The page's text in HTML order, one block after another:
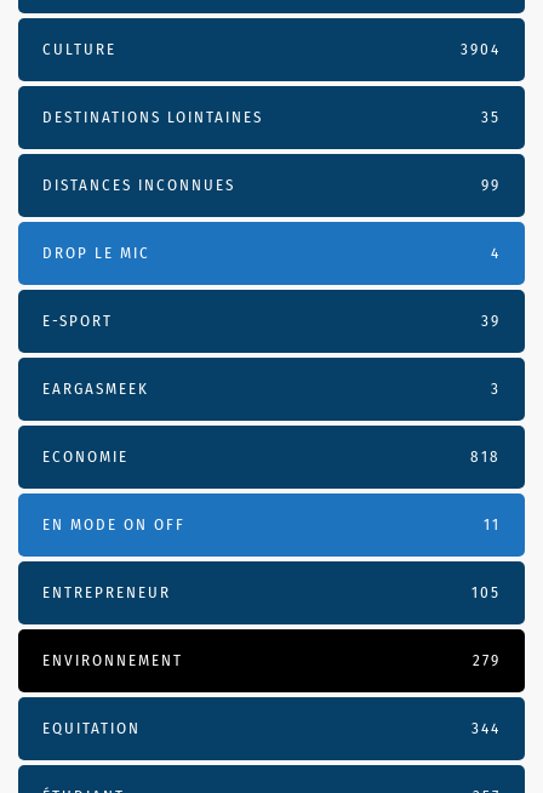
CULTURE 3904
DESTINATIONS LOINTAINES 35
DISTANCES INCONNUES 99
DROP LE MIC 4
E-SPORT 39
EARGASMEEK 3
ECONOMIE 818
EN MODE ON OFF 11
ENTREPRENEUR 105
ENVIRONNEMENT 279
EQUITATION 344